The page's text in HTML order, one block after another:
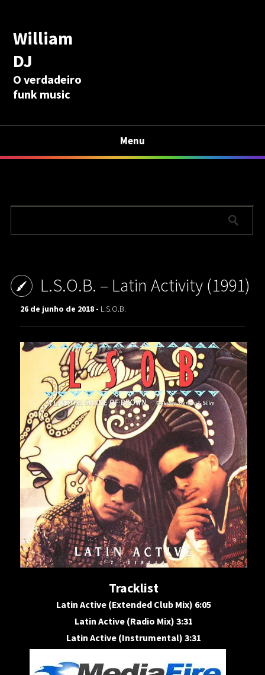
William
DJ
O verdadeiro
funk music
Menu
L.S.O.B. – Latin Activity (1991)
26 de junho de 2018 - L.S.O.B.
Tracklist
Latin Active (Extended Club Mix) 6:05
Latin Active (Radio Mix) 3:31
Latin Active (Instrumental) 3:31